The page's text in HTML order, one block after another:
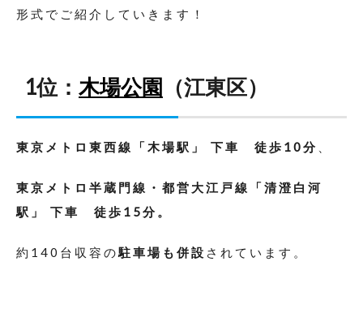
形式でご紹介していきます！
1位： 木場公園 （江東区）
東京メトロ東西線「木場駅」 下車 徒歩10分
東京メトロ半蔵門線・都営大江戸線「清澄白河
駅」 下車 徒歩15分。
約140台収容の駐車場も併設 されています。